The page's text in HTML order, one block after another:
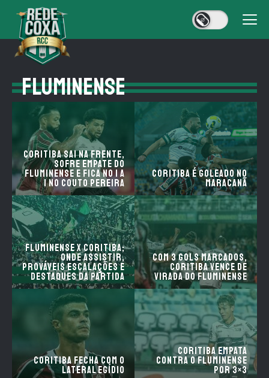
FLUMINENSE
Coritiba sai na frente,
sofre empate do
Fluminense e fica no 1 a
1 no Couto Pereira
Coritiba é goleado no
Maracanã
Fluminense x Coritiba;
onde assistir,
prováveis escalações e
destaques da partida
Com 3 gols marcados,
Coritiba vence de
virada do Fluminense
Coritiba fecha com o
lateral Egídio
Coritiba empata
contra o Fluminense
por 3×3